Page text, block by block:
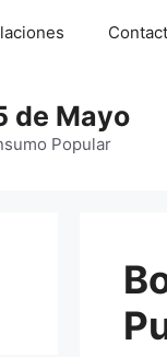
de Mayo
Popular